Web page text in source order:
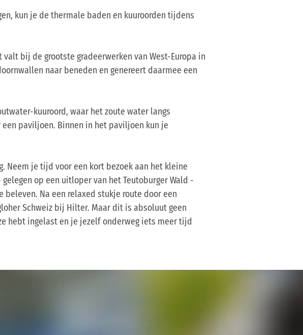
kun je de thermale baden en kuuroorden tijdens
bij de grootste gradeerwerken van West-Europa in
naar beneden en genereert daarmee een
kuuroord, waar het zoute water langs
paviljoen. Binnen in het paviljoen kun je
Neem je tijd voor een kort bezoek aan het kleine
op een uitloper van het Teutoburger Wald -
Na een relaxed stukje route door een
Schweiz bij Hilter. Maar dit is absoluut geen
hebt ingelast en je jezelf onderweg iets meer tijd